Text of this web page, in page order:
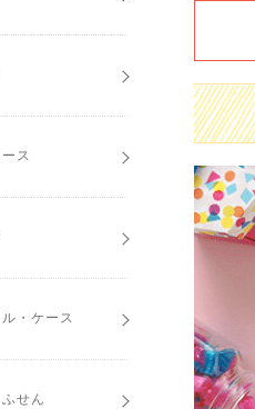
ス
・ケース
せん